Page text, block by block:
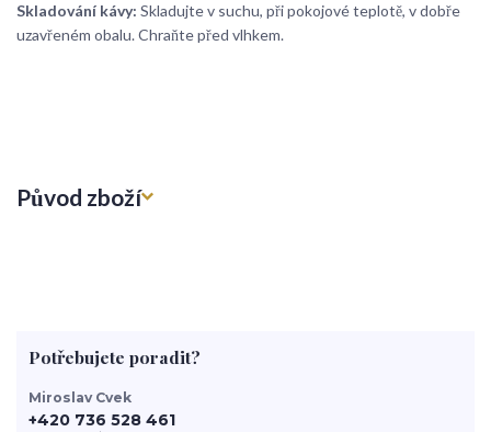
Skladování kávy: Skladujte v suchu, při pokojové teplotě, v dobře
uzavřeném obalu. Chraňte před vlhkem.
Původ zboží
Potřebujete poradit?
Miroslav Cvek
+420 736 528 461